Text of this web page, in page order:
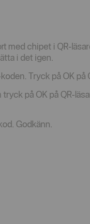
med chipet i QR-
i det igen.
Tryck på OK på
på OK på QR-
Godkänn.